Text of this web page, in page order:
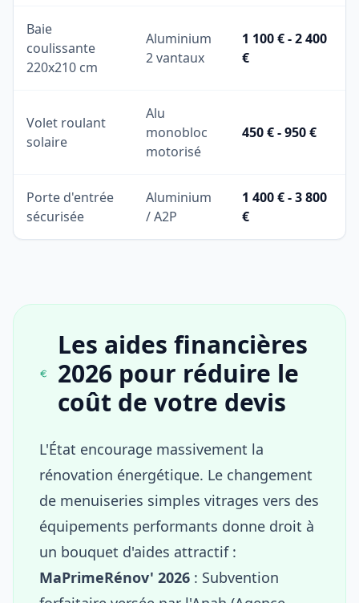
Baie
coulissante
220x210 cm
Aluminium
2 vantaux
1 100 € - 2 400
€
Volet roulant
solaire
Alu
monobloc
motorisé
450 € - 950 €
Porte d'entrée
sécurisée
Aluminium
/ A2P
1 400 € - 3 800
€
Les aides financières
2026 pour réduire le
coût de votre devis
L'État encourage massivement la
rénovation énergétique. Le changement
de menuiseries simples vitrages vers des
équipements performants donne droit à
un bouquet d'aides attractif :
MaPrimeRénov' 2026 : Subvention